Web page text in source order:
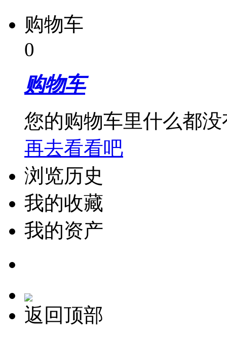
购物车
0
购物车
您的购物车里什么都没
再去看看吧
浏览历史
我的收藏
我的资产
返回顶部